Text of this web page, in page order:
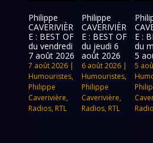
Philippe
CAVERIVIÈR
E : BEST OF
du vendredi
7 août 2026
7 août 2026 |
Humouristes,
Philippe
Caverivière,
Radios, RTL
Philippe
CAVERIVIÈR
E : BEST OF
du jeudi 6
août 2026
6 août 2026|
Humouristes,
Philippe
Caverivière,
Radios, RTL
E :
du
5
5